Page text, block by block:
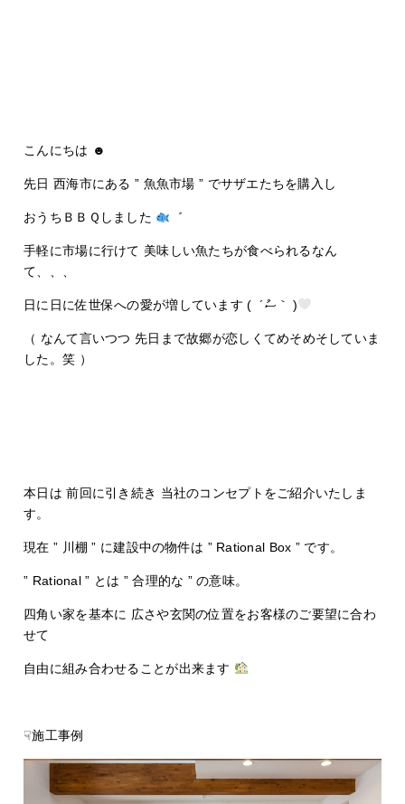
こんにちは ☻
先日 西海市にある ” 魚魚市場 ” でサザエたちを購入し
おうちＢＢＱしました ゛
手軽に市場に行けて 美味しい魚たちが食べられるなん
て、、、
日に日に佐世保への愛が増しています ( ´ސު｀ )
（ なんて言いつつ 先日まで故郷が恋しくてめそめそしていま
した。笑 ）
本日は 前回に引き続き 当社のコンセプトをご紹介いたしま
す。
現在 ” 川棚 ” に建設中の物件は ” Rational Box ” です。
” Rational ” とは ” 合理的な ” の意味。
四角い家を基本に 広さや玄関の位置をお客様のご要望に合わ
せて
自由に組み合わせることが出来ます
☟施工事例